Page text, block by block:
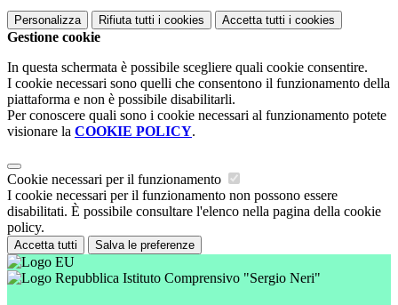
Personalizza Rifiuta tutti i cookies Accetta tutti i cookies
Gestione cookie
In questa schermata è possibile scegliere quali cookie consentire.
I cookie necessari sono quelli che consentono il funzionamento della
piattaforma e non è possibile disabilitarli.
Per conoscere quali sono i cookie necessari al funzionamento potete
visionare la COOKIE POLICY.
Cookie necessari per il funzionamento
I cookie necessari per il funzionamento non possono essere
disabilitati. È possibile consultare l'elenco nella pagina della cookie
policy.
Accetta tutti Salva le preferenze
Istituto Comprensivo "Sergio Neri"